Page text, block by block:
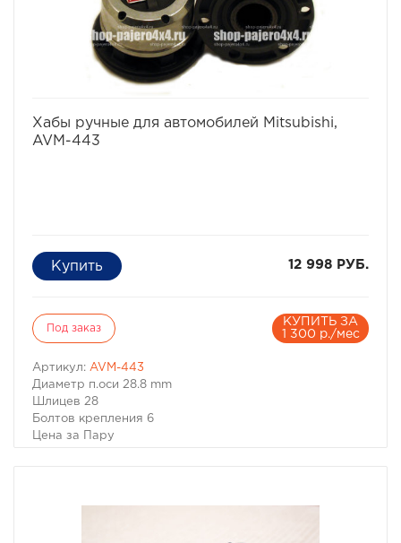
Хабы ручные для автомобилей Mitsubishi,
AVM-443
12 998 РУБ.
Под заказ
КУПИТЬ ЗА
1 300 р./мес
Артикул: AVM-443
Диаметр п.оси 28.8 mm
Шлицев 28
Болтов крепления 6
Цена за Пару
- Постоянно включен